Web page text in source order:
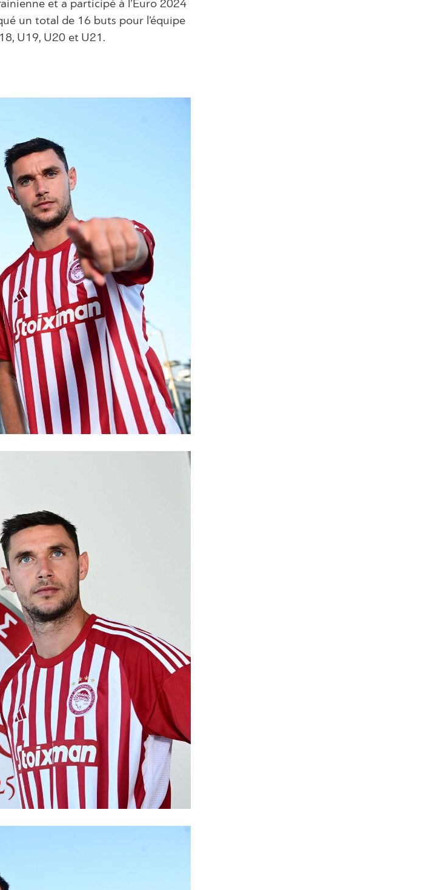
et a participé à l’Euro 2024
un total de 16 buts pour l’équipe
U19, U20 et U21.